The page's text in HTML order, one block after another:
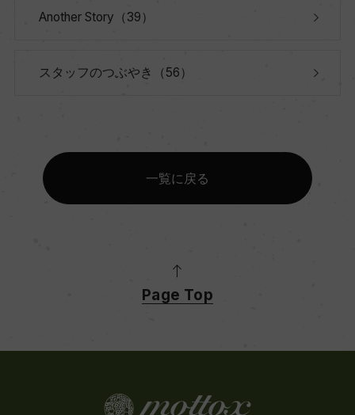
Another Story（39）
スタッフのつぶやき（56）
一覧に戻る
Page Top